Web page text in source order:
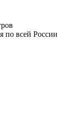
по всей России